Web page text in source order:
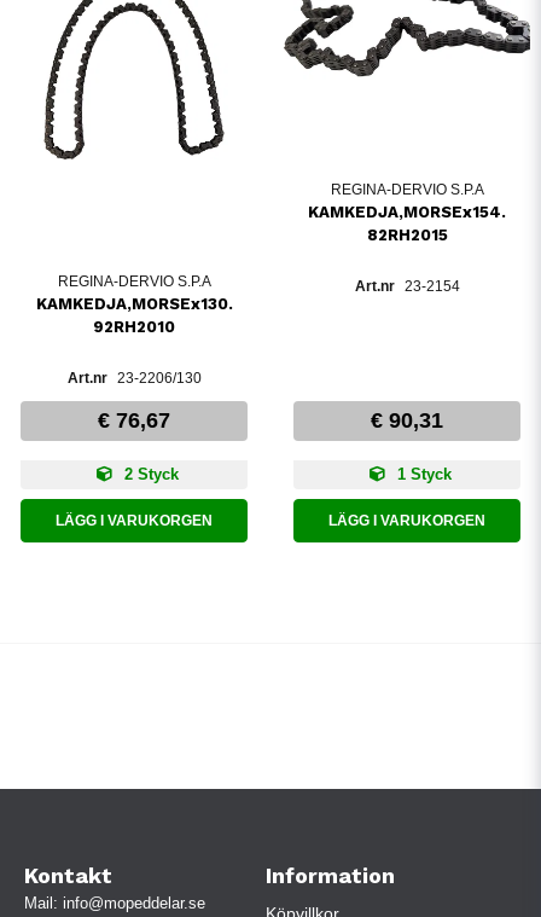
REGINA-DERVIO S.P.A
KAMKEDJA,MORSEx130.
92RH2010
23-2206/130
€ 76,67
2 Styck
LÄGG I VARUKORGEN
REGINA-DERVIO S.P.A
KAMKEDJA,MORSEx154.
82RH2015
23-2154
€ 90,31
1 Styck
LÄGG I VARUKORGEN
Kontakt
Mail: info@mopeddelar.se
Information